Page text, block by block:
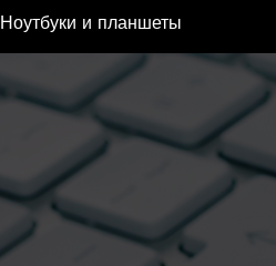
Ноутбуки и планшеты